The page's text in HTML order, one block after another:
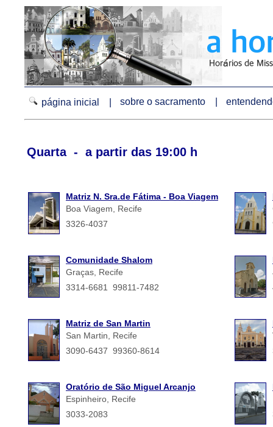
página inicial | sobre o sacramento |
Quarta - a partir das 19:00 h
Matriz N. Sra.de Fátima - Boa Viagem
Boa Viagem, Recife
3326-4037
Comunidade Shalom
Graças, Recife
3314-6681 99811-7482
Matriz de San Martin
San Martin, Recife
3090-6437 99360-8614
Oratório de São Miguel Arcanjo
Espinheiro, Recife
3033-2083